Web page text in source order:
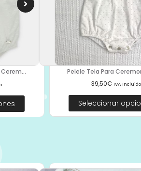
Pelele Tela Para
39,50€ IVA Incluido
Seleccionar